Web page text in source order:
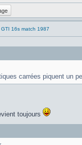
16s match 1987
carrées piquent un
toujours